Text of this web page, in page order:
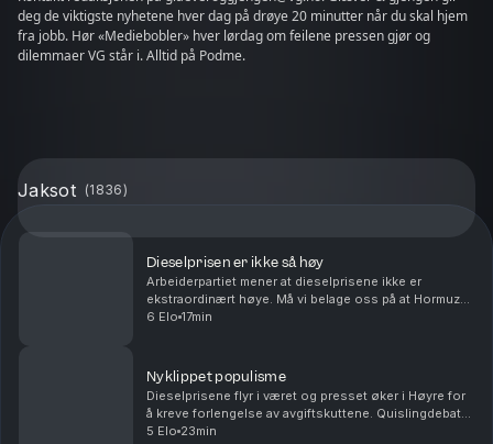
deg de viktigste nyhetene hver dag på drøye 20 minutter når du skal hjem
fra jobb. Hør «Mediebobler» hver lørdag om feilene pressen gjør og
dilemmaer VG står i. Alltid på Podme.
Jaksot (1836)
Dieselprisen er ikke så høy
Arbeiderpartiet mener at dieselprisene ikke er
ekstraordinært høye. Må vi belage oss på at Hormuz-
stredet blir liggende bak betalingsmur i uoverskuelig
6 Elo 17min
Nyklippet populisme
Dieselprisene flyr i været og presset øker i Høyre for
å kreve forlengelse av avgiftskuttene. Quislingdebatt i
Sverige, den norske landssvikeren er aktualisert i
5 Elo 23min